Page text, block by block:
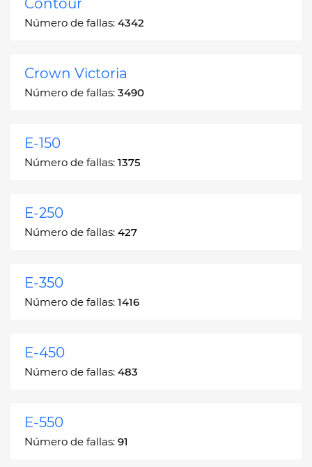
Número de fallas: 4342
Crown Victoria
Número de fallas: 3490
E-150
Número de fallas: 1375
E-250
Número de fallas: 427
E-350
Número de fallas: 1416
E-450
Número de fallas: 483
E-550
Número de fallas: 91